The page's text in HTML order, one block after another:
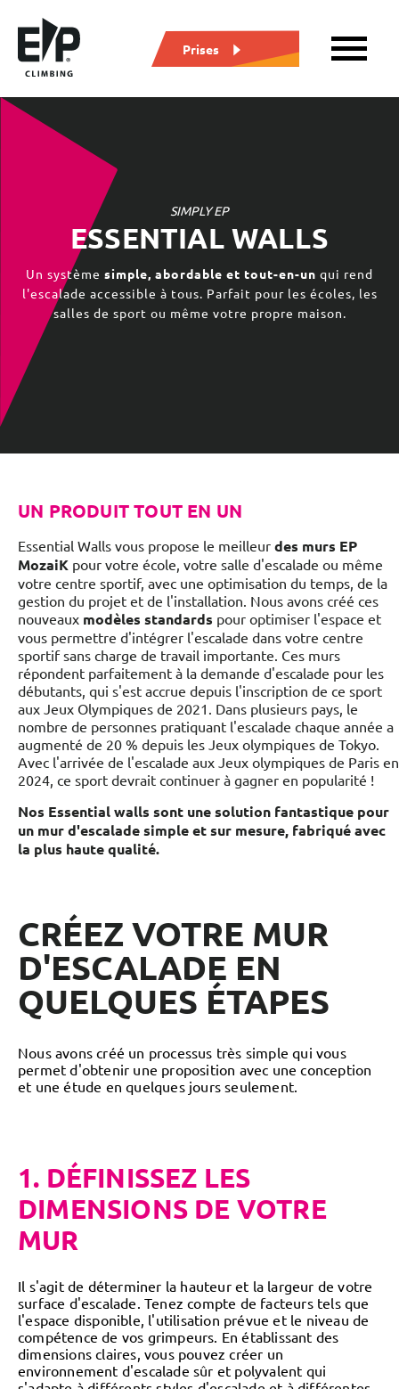
Prises
SIMPLY EP
ESSENTIAL WALLS
Un système simple, abordable et tout-en-un qui rend
l'escalade accessible à tous. Parfait pour les écoles, les
salles de sport ou même votre propre maison.
UN PRODUIT TOUT EN UN
Essential Walls vous propose le meilleur des murs EP
MozaiK pour votre école, votre salle d'escalade ou même
votre centre sportif, avec une optimisation du temps, de la
gestion du projet et de l'installation. Nous avons créé ces
nouveaux modèles standards pour optimiser l'espace et
vous permettre d'intégrer l'escalade dans votre centre
sportif sans charge de travail importante. Ces murs
répondent parfaitement à la demande d'escalade pour les
débutants, qui s'est accrue depuis l'inscription de ce sport
aux Jeux Olympiques de 2021. Dans plusieurs pays, le
nombre de personnes pratiquant l'escalade chaque année a
augmenté de 20 % depuis les Jeux olympiques de Tokyo.
Avec l'arrivée de l'escalade aux Jeux olympiques de Paris en
2024, ce sport devrait continuer à gagner en popularité !
Nos Essential walls sont une solution fantastique pour
un mur d'escalade simple et sur mesure, fabriqué avec
la plus haute qualité.
CRÉEZ VOTRE MUR
D'ESCALADE EN
QUELQUES ÉTAPES
Nous avons créé un processus très simple qui vous
permet d'obtenir une proposition avec une conception
et une étude en quelques jours seulement.
1. DÉFINISSEZ LES
DIMENSIONS DE VOTRE
MUR
Il s'agit de déterminer la hauteur et la largeur de votre
surface d'escalade. Tenez compte de facteurs tels que
l'espace disponible, l'utilisation prévue et le niveau de
compétence de vos grimpeurs. En établissant des
dimensions claires, vous pouvez créer un
environnement d'escalade sûr et polyvalent qui